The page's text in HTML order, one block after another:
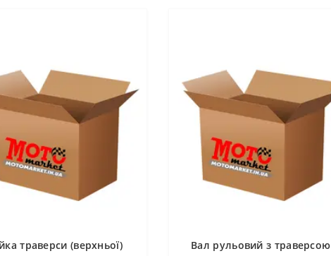
траверси (верхньої)
Вал рульовий з траверсою